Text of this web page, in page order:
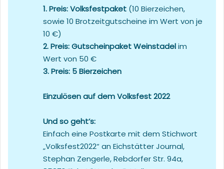
1. Preis: Volksfestpaket (10 Bierzeichen,
sowie 10 Brotzeitgutscheine im Wert von je
10 €)
2. Preis: Gutscheinpaket Weinstadelim
Wert von 50 €
3. Preis: 5 Bierzeichen
Einzulösen auf dem Volksfest 2022
Und so geht’s:
Einfach eine Postkarte mit dem Stichwort
„Volksfest2022“ an Eichstätter Journal,
Stephan Zengerle, Rebdorfer Str. 94a,